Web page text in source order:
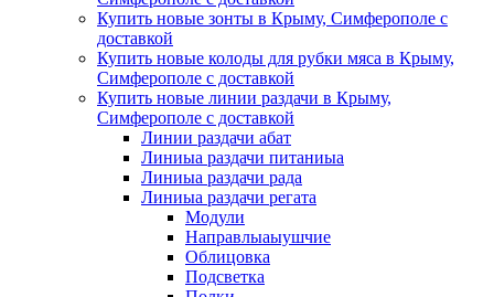
Купить новые зонты в Крыму, Симферополе с
доставкой
Купить новые колоды для рубки мяса в Крыму,
Симферополе с доставкой
Купить новые линии раздачи в Крыму,
Симферополе с доставкой
Линии раздачи абат
Линиыа раздачи питаниыа
Линиыа раздачи рада
Линиыа раздачи регата
Модули
Направлыаыушчие
Облицовка
Подсветка